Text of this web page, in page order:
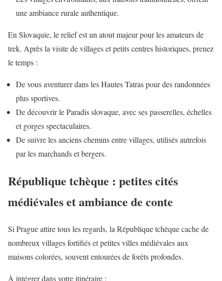
une ambiance rurale authentique.
En Slovaquie, le relief est un atout majeur pour les amateurs de
trek. Après la visite de villages et petits centres historiques, prenez
le temps :
De vous aventurer dans les Hautes Tatras pour des randonnées
plus sportives.
De découvrir le Paradis slovaque, avec ses passerelles, échelles
et gorges spectaculaires.
De suivre les anciens chemins entre villages, utilisés autrefois
par les marchands et bergers.
République tchèque : petites cités
médiévales et ambiance de conte
Si Prague attire tous les regards, la République tchèque cache de
nombreux villages fortifiés et petites villes médiévales aux
maisons colorées, souvent entourées de forêts profondes.
À intégrer dans votre itinéraire :